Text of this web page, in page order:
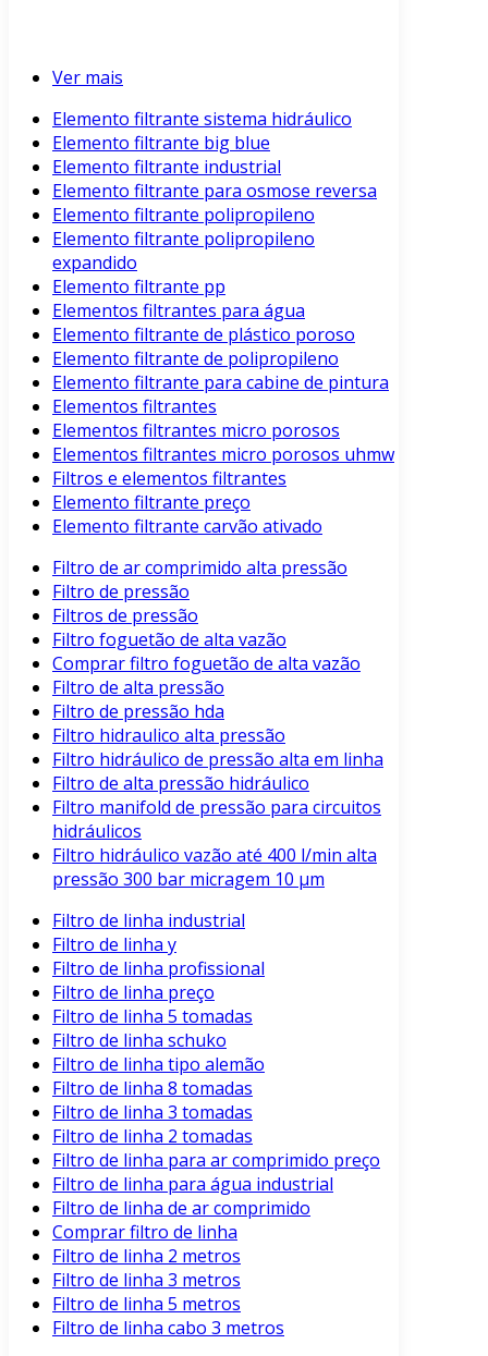
Ver mais
Elemento filtrante sistema hidráulico
Elemento filtrante big blue
Elemento filtrante industrial
Elemento filtrante para osmose reversa
Elemento filtrante polipropileno
Elemento filtrante polipropileno
expandido
Elemento filtrante pp
Elementos filtrantes para água
Elemento filtrante de plástico poroso
Elemento filtrante de polipropileno
Elemento filtrante para cabine de pintura
Elementos filtrantes
Elementos filtrantes micro porosos
Elementos filtrantes micro porosos uhmw
Filtros e elementos filtrantes
Elemento filtrante preço
Elemento filtrante carvão ativado
Filtro de ar comprimido alta pressão
Filtro de pressão
Filtros de pressão
Filtro foguetão de alta vazão
Comprar filtro foguetão de alta vazão
Filtro de alta pressão
Filtro de pressão hda
Filtro hidraulico alta pressão
Filtro hidráulico de pressão alta em linha
Filtro de alta pressão hidráulico
Filtro manifold de pressão para circuitos
hidráulicos
Filtro hidráulico vazão até 400 l/min alta
pressão 300 bar micragem 10 μm
Filtro de linha industrial
Filtro de linha y
Filtro de linha profissional
Filtro de linha preço
Filtro de linha 5 tomadas
Filtro de linha schuko
Filtro de linha tipo alemão
Filtro de linha 8 tomadas
Filtro de linha 3 tomadas
Filtro de linha 2 tomadas
Filtro de linha para ar comprimido preço
Filtro de linha para água industrial
Filtro de linha de ar comprimido
Comprar filtro de linha
Filtro de linha 2 metros
Filtro de linha 3 metros
Filtro de linha 5 metros
Filtro de linha cabo 3 metros